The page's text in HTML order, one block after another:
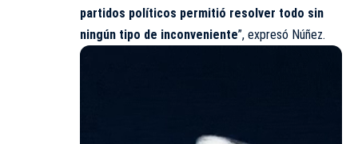
partidos políticos permitió resolver todo sin
ningún tipo de inconveniente”, expresó Núñez.